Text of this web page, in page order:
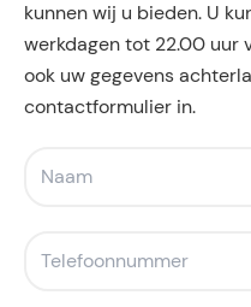
kunnen wij u bieden. U
werkdagen tot 22.00 uur
ook uw gegevens
contactformulier in.